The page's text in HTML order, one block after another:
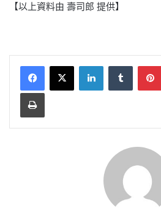
【以上資料由 壽司郎 提供】
LinkedInTumblr
Print